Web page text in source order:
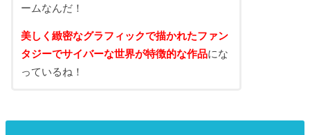
ームなんだ！
美しく緻密なグラフィックで描かれたファン
タジーでサイバーな世界が特徴的な作品にな
っているね！